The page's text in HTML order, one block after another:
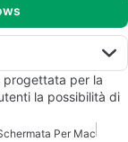
progettata per la
la possibilità di
Per Mac